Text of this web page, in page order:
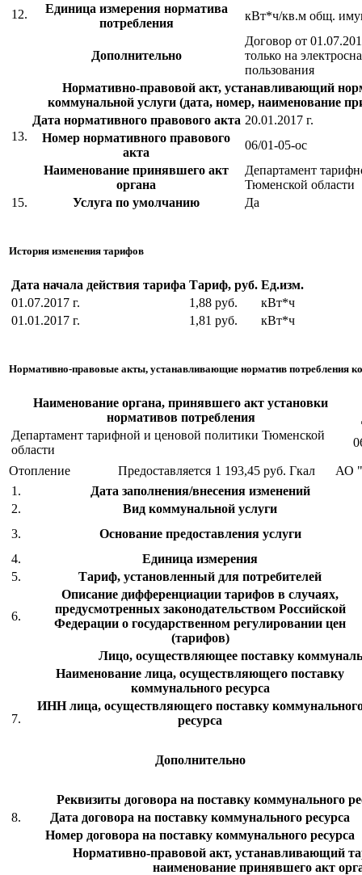
12.
Единица измерения норматива
потребления
кВт*ч/кв.м общ.
Дополнительно
Договор от
только на
пользования
13.
Нормативно-правовой акт, устанавливающий
коммунальной услуги (дата, номер, наименование
Дата нормативного правового акта 20.01.2017 г.
Номер нормативного правового
акта
06/01-05-ос
Наименование принявшего акт
органа
Департамент
Тюменской области
15.
Услуга по умолчанию Да
История изменения тарифов
Дата начала действия тарифа Тариф, руб. Ед.изм.
01.07.2017 г.
1,88 руб.
кВт*ч
01.01.2017 г.
1,81 руб. кВт*ч
Нормативно-правовые акты, устанавливающие норматив потребления
Наименование органа, принявшего акт установки
нормативов потребления
Департамент тарифной и ценовой политики Тюменской
области
Отопление Предоставляется 1 193,45 руб. Гкал
АО
1.
Дата заполнения/внесения изменений
2.
Вид коммунальной услуги
3.
Основание предоставления услуги
4.
Единица измерения
5.
Тариф, установленный для потребителей
6.
Описание дифференциации тарифов в случаях,
предусмотренных законодательством Российской
Федерации о государственном регулировании цен
(тарифов)
7.
Лицо, осуществляющее поставку
Наименование лица, осуществляющего поставку
коммунального ресурса
ИНН лица, осуществляющего поставку
ресурса
Дополнительно
8.
Реквизиты договора на поставку коммунального
Дата договора на поставку коммунального ресурса
Номер договора на поставку коммунального ресурса
Нормативно-правовой акт, устанавливающий
наименование принявшего акт